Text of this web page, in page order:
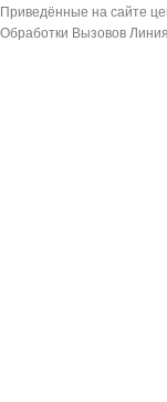
Приведённые на сайте
Обработки Вызовов